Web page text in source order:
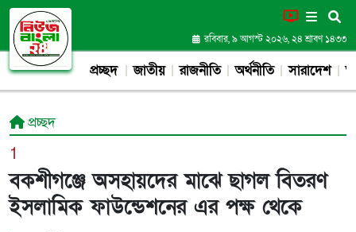
রবিবার, ৯ আগস্ট ২০২৬, ২৪ শ্রাবণ ১৪৩৩
প্রচ্ছদ জাতীয় রাজনীতি অর্থনীতি সারাদেশ
প্রচ্ছদ
1
বকশীগঞ্জে অসহায়দের মাঝে ছাগল বিতরণ
ইসলামিক ফাউন্ডেশনের এর পক্ষ থেকে